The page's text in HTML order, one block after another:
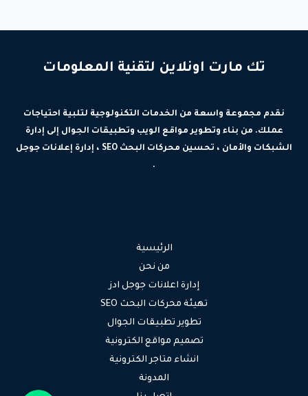
تك مارت اونلاين لتقنية المعلومات
نقدم مجموعة واسعة من الخدمات التكنولوجية لتلبية احتياجات
عملك. من بناء وتطوير مواقع الويب وتطبيقات الجوال إلى إدارة
الشبكات والأمان ، تحسين محركات البحث SEO ، إدارة إعلانات جوجل
.
الرئيسية
من نحن
إدارة اعلانات جوجل ادز
تهيئة محركات البحث SEO
تطوير تطبيقات الجوال
تصميم مواقع الكترونية
انشاء متاجر الكترونية
المدونة
جوال